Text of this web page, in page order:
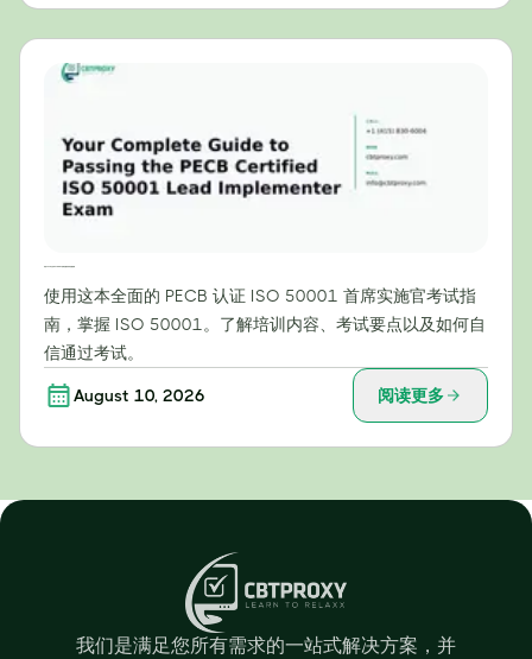
使用这本全面的 PECB 认证 ISO 50001 首席实施官考试指
南，掌握 ISO 50001。了解培训内容、考试要点以及如何自
信通过考试。
August 10, 2026 阅读更多
我们是满足您所有需求的一站式解决方案，并